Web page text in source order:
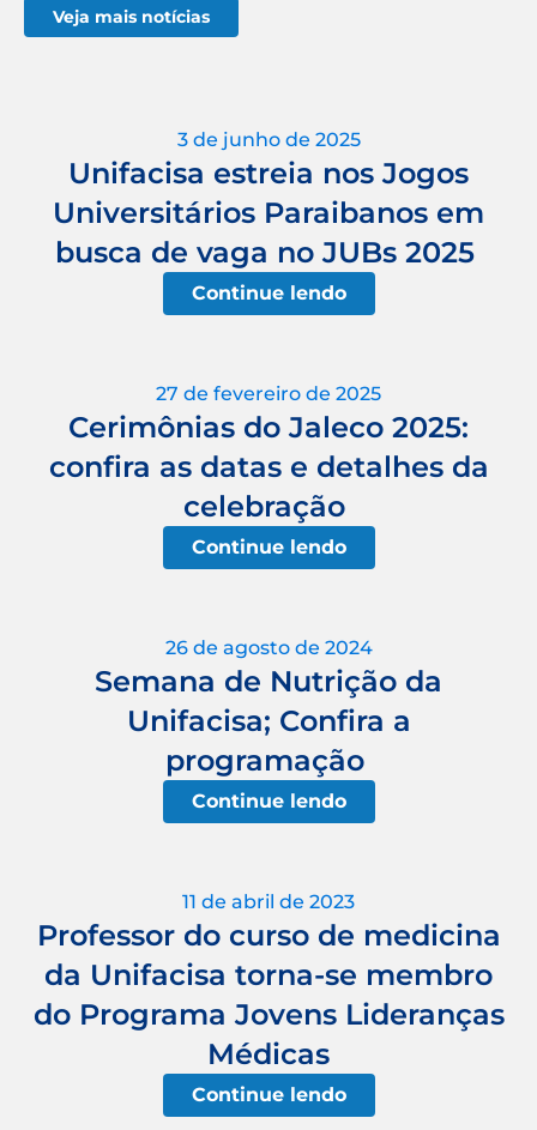
Veja mais notícias
3 de junho de 2025
Unifacisa estreia nos Jogos
Universitários Paraibanos em
busca de vaga no JUBs 2025
Continue lendo
27 de fevereiro de 2025
Cerimônias do Jaleco 2025:
confira as datas e detalhes da
celebração
Continue lendo
26 de agosto de 2024
Semana de Nutrição da
Unifacisa; Confira a
programação
Continue lendo
11 de abril de 2023
Professor do curso de medicina
da Unifacisa torna-se membro
do Programa Jovens Lideranças
Médicas
Continue lendo